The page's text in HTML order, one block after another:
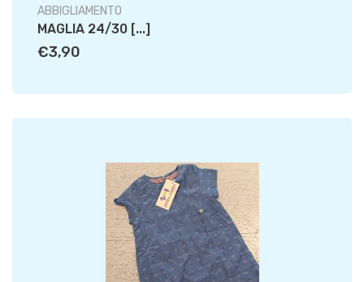
ABBIGLIAMENTO
MAGLIA 24/30 [...]
€3,90